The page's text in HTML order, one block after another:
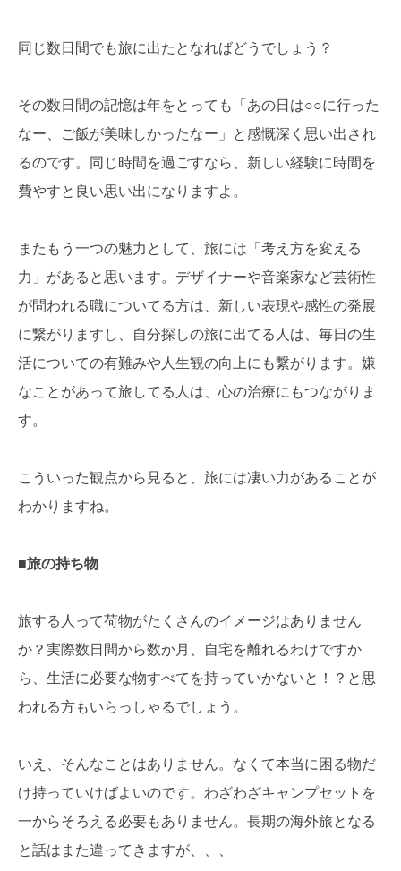
同じ数日間でも旅に出たとなればどうでしょう？
その数日間の記憶は年をとっても「あの日は○○に行った
なー、ご飯が美味しかったなー」と感慨深く思い出され
るのです。同じ時間を過ごすなら、新しい経験に時間を
費やすと良い思い出になりますよ。
またもう一つの魅力として、旅には「考え方を変える
力」があると思います。デザイナーや音楽家など芸術性
が問われる職についてる方は、新しい表現や感性の発展
に繋がりますし、自分探しの旅に出てる人は、毎日の生
活についての有難みや人生観の向上にも繋がります。嫌
なことがあって旅してる人は、心の治療にもつながりま
す。
こういった観点から見ると、旅には凄い力があることが
わかりますね。
■旅の持ち物
旅する人って荷物がたくさんのイメージはありません
か？実際数日間から数か月、自宅を離れるわけですか
ら、生活に必要な物すべてを持っていかないと！？と思
われる方もいらっしゃるでしょう。
いえ、そんなことはありません。なくて本当に困る物だ
け持っていけばよいのです。わざわざキャンプセットを
一からそろえる必要もありません。長期の海外旅となる
と話はまた違ってきますが、、、